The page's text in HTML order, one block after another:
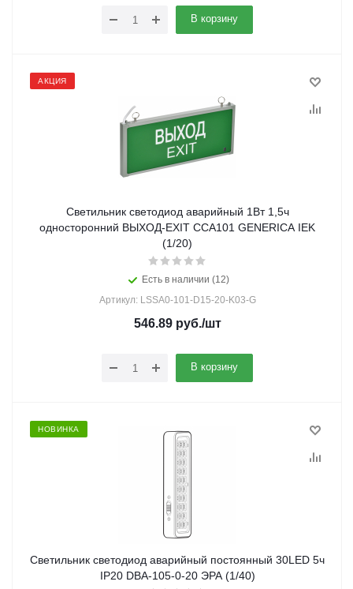
В корзину
АКЦИЯ
Светильник светодиод аварийный 1Вт 1,5ч
односторонний ВЫХОД-EXIT ССА101 GENERICA IEK
(1/20)
Есть в наличии (12)
Артикул: LSSA0-101-D15-20-K03-G
546.89руб./шт
В корзину
НОВИНКА
Светильник светодиод аварийный постоянный 30LED 5ч
IP20 DBA-105-0-20 ЭРА (1/40)